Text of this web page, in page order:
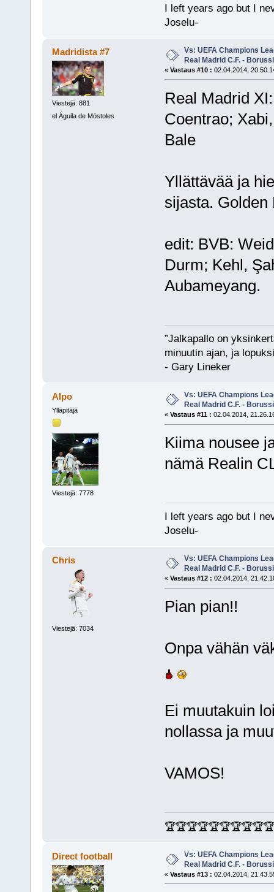
I left years ago but I
Joselu-
Madridista #7
Viestejä: 881
el Águila de Móstoles
Vs: UEFA Champions
Real Madrid C.F. -
« Vastaus #10 : 02.04.2014,
Real Madrid
Coentrao;
Bale
Yllättävää ja
sijasta.
edit: BVB:
Durm; Kehl,
Aubameyang.
”Jalkapallo on
minuutin ajan, ja
- Gary Lineker
Alpo
Ylläpitäjä
Viestejä: 7778
Vs: UEFA Champions
Real Madrid C.F. -
« Vastaus #11 : 02.04.2014,
Kiima nousee
nämä Realin
I left years ago but I
Joselu-
Chris
Viestejä: 7034
Vs: UEFA Champions
Real Madrid C.F. -
« Vastaus #12 : 02.04.2014,
Pian pian!!
Onpa vähän
Ei muutakuin
nollassa ja
VAMOS!
Direct football
Vs: UEFA Champions
Real Madrid C.F. -
« Vastaus #13 : 02.04.2014,